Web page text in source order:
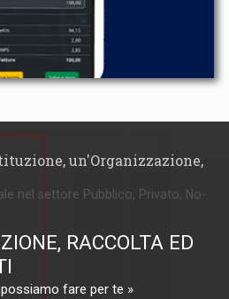
un'Organizzazione,
nel settore Pubblico, Privato, No-
RACCOLTA ED
fare per te »